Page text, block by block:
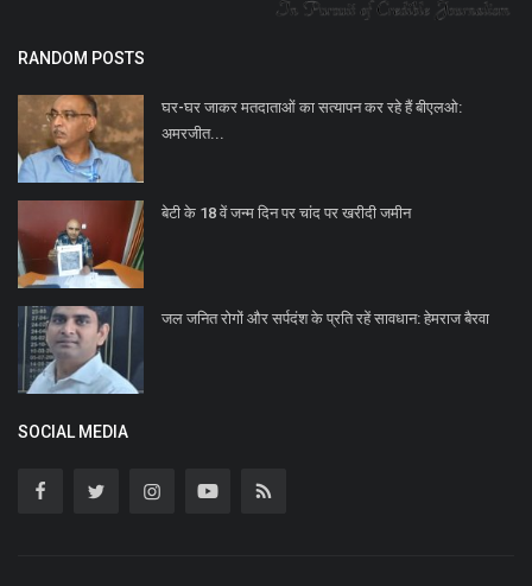
RANDOM POSTS
घर-घर जाकर मतदाताओं का सत्यापन कर रहे हैं बीएलओ:
अमरजीत...
बेटी के 18 वें जन्म दिन पर चांद पर खरीदी जमीन
जल जनित रोगों और सर्पदंश के प्रति रहें सावधान: हेमराज बैरवा
SOCIAL MEDIA